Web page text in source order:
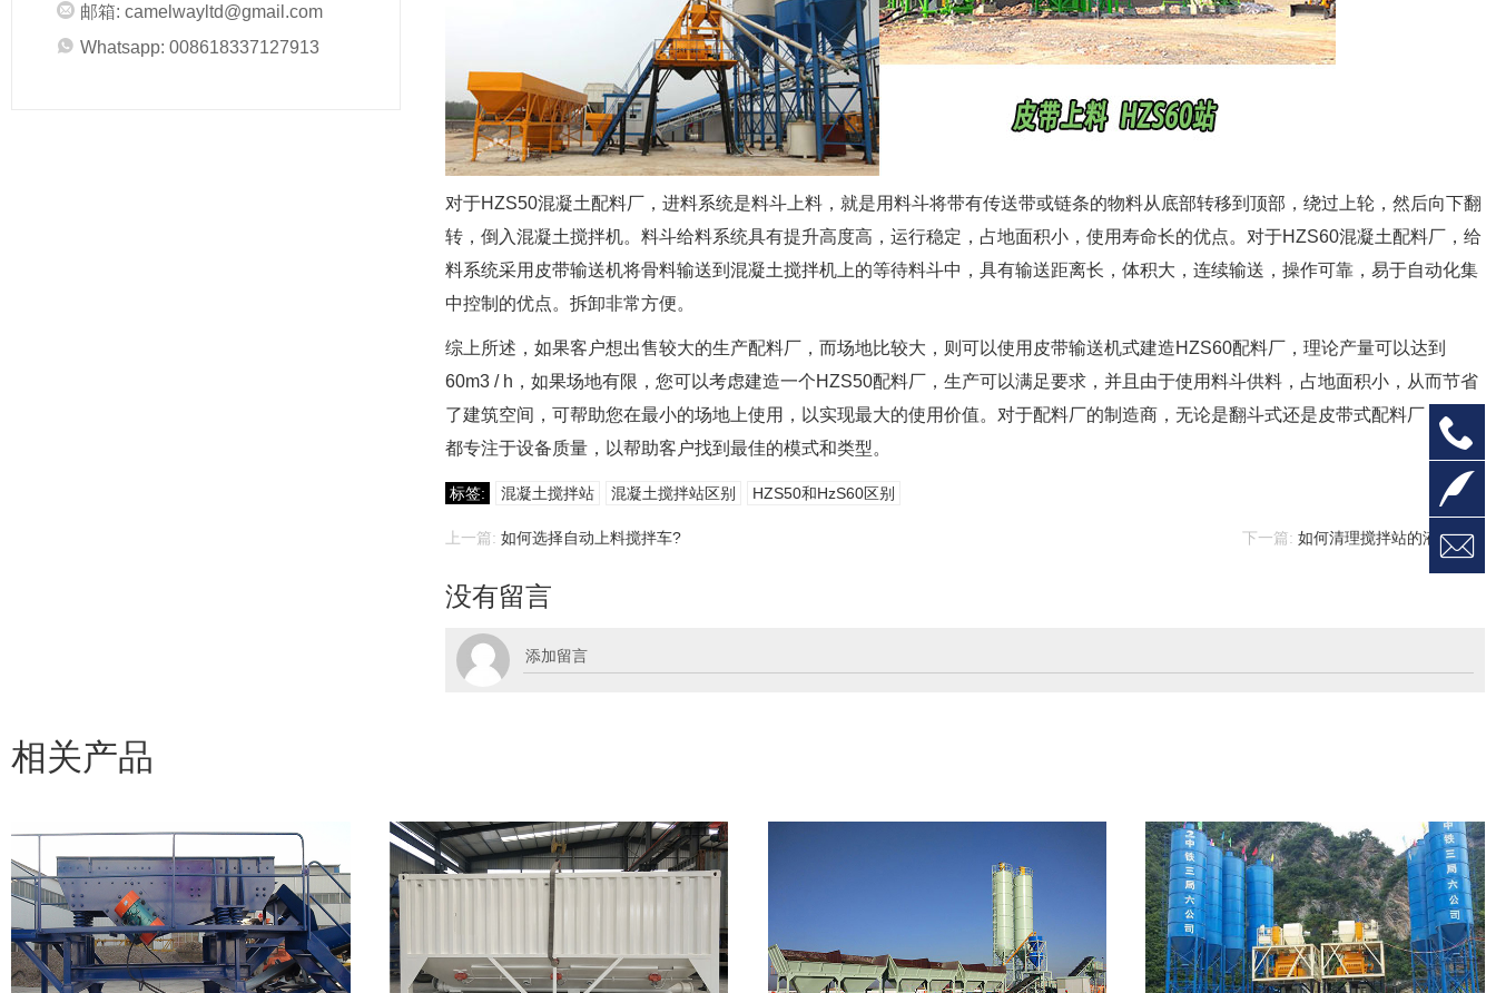
对于HZS50混凝土配料厂，进料系统是料斗上料，就是用料斗将带有传送带或链条的物料从底部转移到顶部，绕过上轮，然后向下翻
转，倒入混凝土搅拌机。料斗给料系统具有提升高度高，运行稳定，占地面积小，使用寿命长的优点。对于HZS60混凝土配料厂，给
料系统采用皮带输送机将骨料输送到混凝土搅拌机上的等待料斗中，具有输送距离长，体积大，连续输送，操作可靠，易于自动化集
中控制的优点。拆卸非常方便。
综上所述，如果客户想出售较大的生产配料厂，而场地比较大，则可以使用皮带输送机式建造HZS60配料厂，理论产量可以达到
60m3 / h，如果场地有限，您可以考虑建造一个HZS50配料厂，生产可以满足要求，并且由于使用料斗供料，占地面积小，从而节省
了建筑空间，可帮助您在最小的场地上使用，以实现最大的使用价值。对于配料厂的制造商，无论是翻斗式还是皮带式配料厂，我们
都专注于设备质量，以帮助客户找到最佳的模式和类型。
标签: 混凝土搅拌站 混凝土搅拌站区别 HZS50和HzS60区别
上一篇: 如何选择自动上料搅拌车? 下一篇: 如何清理搅拌站的液压系统
没有留言
邮箱: camelwayltd@gmail.com
Whatsapp: 008618337127913
相关产品


